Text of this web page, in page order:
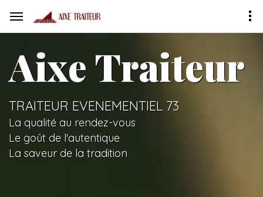
Aixe Traiteur
TRAITEUR EVENEMENTIEL 73
La qualité au rendez-vous
Le goût de l'autentique
La saveur de la tradition